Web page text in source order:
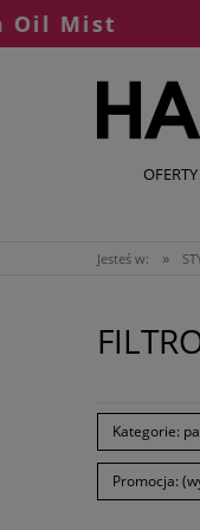
Jesteś w: »
Kategorie:
Promocja: